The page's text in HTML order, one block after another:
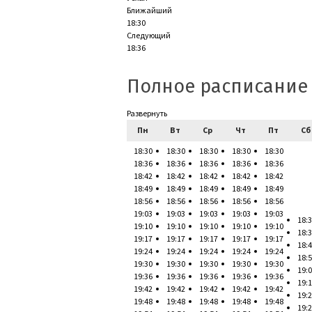
Ближайший
18:30
Следующий
18:36
Полное расписание
Развернуть
Пн
Вт Ср Чт Пт Сб
18:30
18:36
18:42
18:49
18:56
19:03
19:10
19:17
19:24
19:30
19:36
19:42
19:48
18:30
18:36
18:42
18:49
18:56
19:03
19:10
19:17
19:24
19:30
19:36
19:42
19:48
18:30
18:36
18:42
18:49
18:56
19:03
19:10
19:17
19:24
19:30
19:36
19:42
19:48
18:30
18:36
18:42
18:49
18:56
19:03
19:10
19:17
19:24
19:30
19:36
19:42
19:48
18:30
18:36
18:42
18:49
18:56
19:03
19:10
19:17
19:24
19:30
19:36
19:42
19:48